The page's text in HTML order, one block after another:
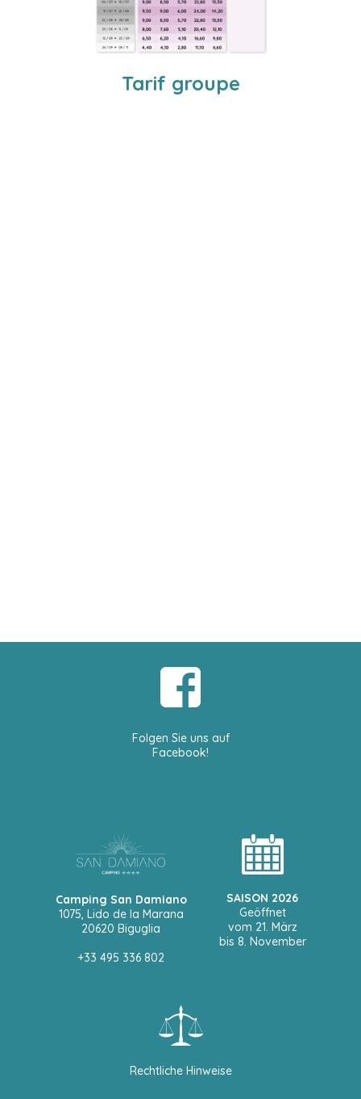
Tarif groupe
Folgen Sie uns auf
Facebook!
Camping San Damiano
1075, Lido de la Marana
20620 Biguglia
+33 495 336 802
SAISON 2026
Geöffnet
vom 21. März
bis 8. November
Rechtliche Hinweise